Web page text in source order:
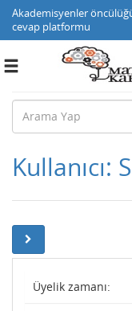
Akademisyenler
cevap platformu
Toggle
Kullanıcı:
Üyelik zamanı: